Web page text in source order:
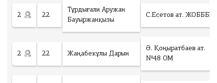
2 22
Тұрдығали Аружан
Бауыржанқызы
С.Есетов ат. ЖОБББМ
2 22 Жаңабекұлы Дарын
Ә. Қоңыратбаев ат.
№48 ОМ